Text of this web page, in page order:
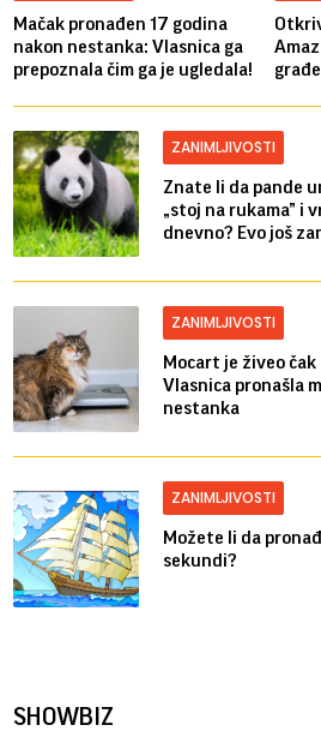
Mačak pronađen 17 godina
nakon nestanka: Vlasnica ga
prepoznala čim ga je ugledala!
ZANIMLJIVOSTI
Znate li da pande
„stoj na rukama” i
dnevno? Evo još
ZANIMLJIVOSTI
Mocart je živeo
Vlasnica pronašla
nestanka
ZANIMLJIVOSTI
Možete li da
sekundi?
SHOWBIZ